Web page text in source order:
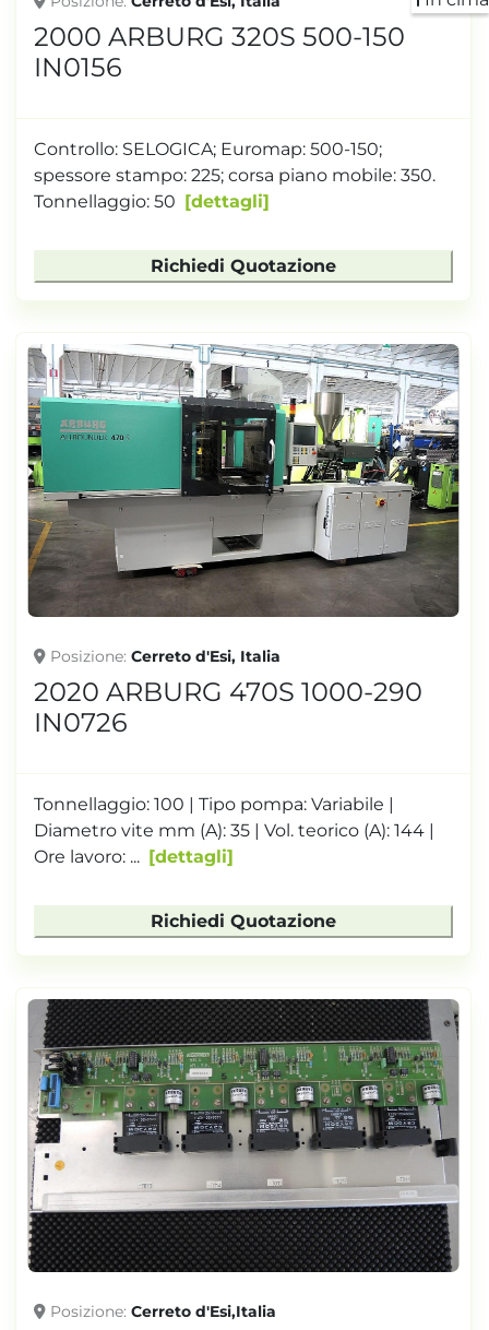
2000 ARBURG 320S 500-150
IN0156
Controllo: SELOGICA; Euromap: 500-150;
spessore stampo: 225; corsa piano mobile: 350.
Tonnellaggio: 50
dettagli
Richiedi Quotazione
Posizione Cerreto d'Esi, Italia
2020 ARBURG 470S 1000-290
IN0726
Tonnellaggio: 100 | Tipo pompa: Variabile |
Diametro vite mm (A): 35 | Vol. teorico (A): 144 |
Ore lavoro: ...
dettagli
Richiedi Quotazione
Posizione Cerreto d'Esi,Italia